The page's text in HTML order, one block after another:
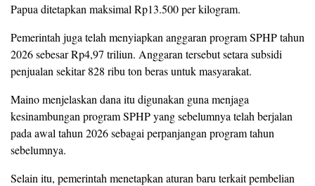
Papua ditetapkan maksimal Rp13.500 per kilogram.
Pemerintah juga telah menyiapkan anggaran program SPHP tahun
2026 sebesar Rp4,97 triliun. Anggaran tersebut setara subsidi
penjualan sekitar 828 ribu ton beras untuk masyarakat.
Maino menjelaskan dana itu digunakan guna menjaga
kesinambungan program SPHP yang sebelumnya telah berjalan
pada awal tahun 2026 sebagai perpanjangan program tahun
sebelumnya.
Selain itu, pemerintah menetapkan aturan baru terkait pembelian